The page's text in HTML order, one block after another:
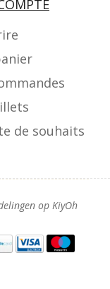
de souhaits
op KiyOh